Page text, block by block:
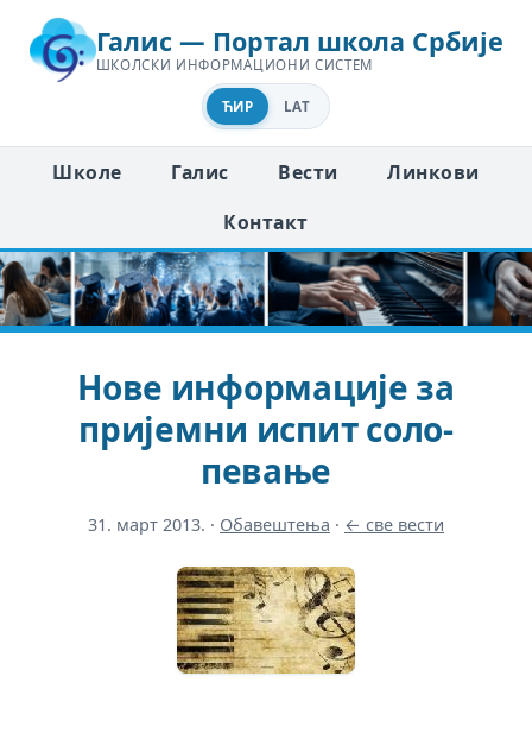
Галис — Портал школа Србије
ШКОЛСКИ ИНФОРМАЦИОНИ СИСТЕМ
ЋИР LAT
Школе Галис Вести
Линкови
Контакт
Нове информације за
пријемни испит соло-
певање
31. март 2013. · Обавештења · ← све вести